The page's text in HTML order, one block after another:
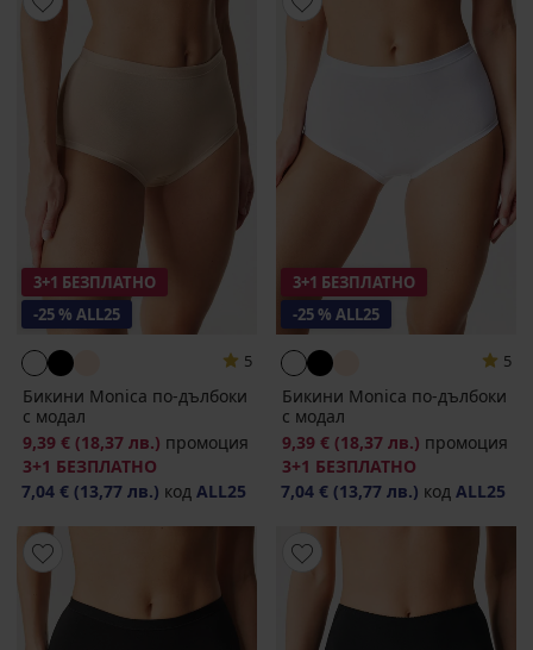
3+1 БЕЗПЛАТНО
-25 % ALL25
5
Бикини Monica по-дълбоки
с модал
9,39 € (18,37 лв.) промоция
3+1 БЕЗПЛАТНО
7,04 € (13,77 лв.) код ALL25
3+1 БЕЗПЛАТНО
-25 % ALL25
5
Бикини Monica по-дълбоки
с модал
9,39 € (18,37 лв.) промоция
3+1 БЕЗПЛАТНО
7,04 € (13,77 лв.) код ALL25